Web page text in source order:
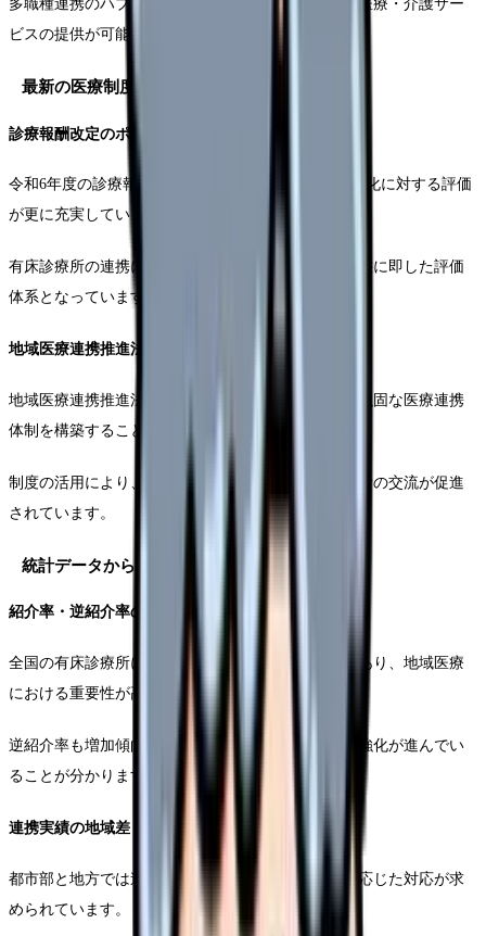
多職種連携のハブ機能を担うことで、切れ目のない医療・介護サー
ビスの提供が可能となります。
最新の医療制度改革の影響
診療報酬改定のポイント
令和6年度の診療報酬改定では、医療機関間の連携強化に対する評価
が更に充実しています。
有床診療所の連携に関する加算も見直され、より実態に即した評価
体系となっています。
地域医療連携推進法人制度の活用
地域医療連携推進法人制度を活用することで、より強固な医療連携
体制を構築することが可能です。
制度の活用により、医療機器の共同利用や医療従事者の交流が促進
されています。
統計データからみる医療連携の現状
紹介率・逆紹介率の動向
全国の有床診療所における紹介率は年々上昇傾向にあり、地域医療
における重要性が高まっています。
逆紹介率も増加傾向にあり、かかりつけ医との連携強化が進んでい
ることが分かります。
連携実績の地域差
都市部と地方では連携の課題が異なり、地域特性に応じた対応が求
められています。